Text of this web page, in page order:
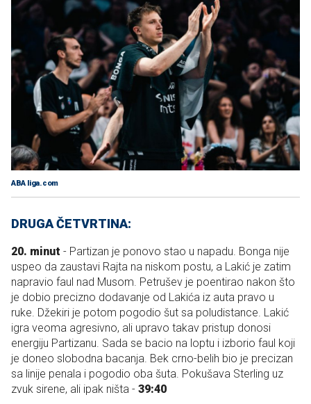
ABA liga.com
DRUGA ČETVRTINA:
20. minut - Partizan je ponovo stao u napadu. Bonga nije
uspeo da zaustavi Rajta na niskom postu, a Lakić je zatim
napravio faul nad Musom. Petrušev je poentirao nakon što
je dobio precizno dodavanje od Lakića iz auta pravo u
ruke. Džekiri je potom pogodio šut sa poludistance. Lakić
igra veoma agresivno, ali upravo takav pristup donosi
energiju Partizanu. Sada se bacio na loptu i izborio faul koji
je doneo slobodna bacanja. Bek crno-belih bio je precizan
sa linije penala i pogodio oba šuta. Pokušava Sterling uz
zvuk sirene, ali ipak ništa - 39:40